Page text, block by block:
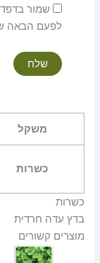
שמור
לפעם הבאה
משקל
כשרות
כשרות
בדץ עדה חרדית
מוצרים קשורים